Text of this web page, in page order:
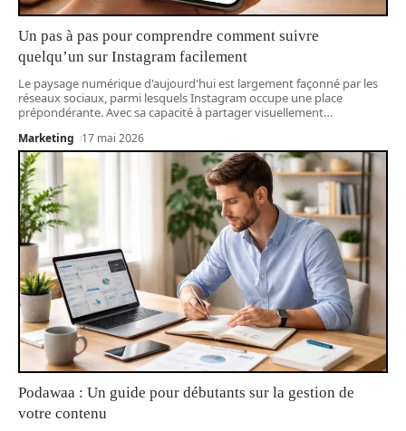
Un pas à pas pour comprendre comment suivre
quelqu’un sur Instagram facilement
Le paysage numérique d'aujourd'hui est largement façonné par les
réseaux sociaux, parmi lesquels Instagram occupe une place
prépondérante. Avec sa capacité à partager visuellement…
Marketing 17 mai 2026
Podawaa : Un guide pour débutants sur la gestion de
votre contenu